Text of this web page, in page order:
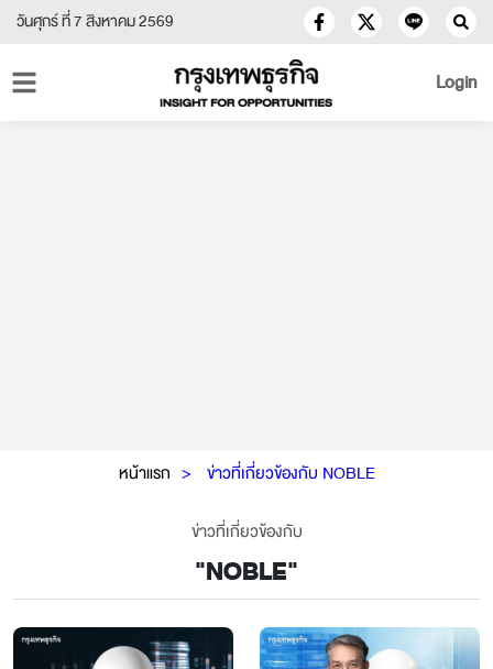
วันศุกร์ ที่ 7 สิงหาคม 2569
Login
หน้าแรก ข่าวที่เกี่ยวข้องกับ NOBLE
ข่าวที่เกี่ยวข้องกับ
"NOBLE"